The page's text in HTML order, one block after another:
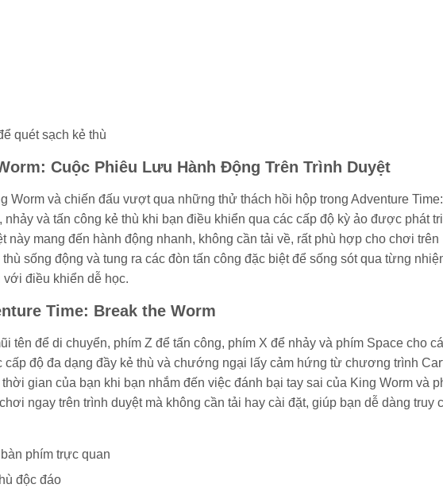
quét sạch kẻ thù
Cuộc Phiêu Lưu Hành Động Trên Trình Duyệt
và chiến đấu vượt qua những thử thách hồi hộp trong Adventure Time:
và tấn công kẻ thù khi bạn điều khiển qua các cấp độ kỳ ảo được phát
này mang đến hành động nhanh, không cần tải về, rất phù hợp cho chơi trên
sống động và tung ra các đòn tấn công đặc biệt để sống sót qua từng
điều khiển dễ học.
Time: Break the Worm
tên để di chuyển, phím Z để tấn công, phím X để nhảy và phím Space cho
cấp độ đa dạng đầy kẻ thù và chướng ngại lấy cảm hứng từ chương trình
gian của bạn khi bạn nhắm đến việc đánh bại tay sai của King Worm và
ngay trên trình duyệt mà không cần tải hay cài đặt, giúp bạn dễ dàng truy
phím trực quan
độc đáo